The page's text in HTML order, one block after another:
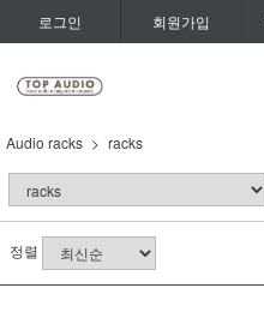
로그인 회원가입
Audio racks racks
정렬